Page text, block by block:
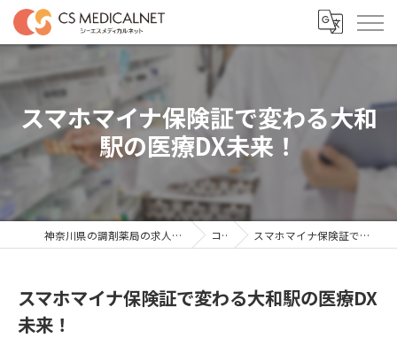
スマホマイナ保険証で変わる大和
駅の医療DX未来！
神奈川県の調剤薬局の求人ならシーエスメディカルネット コラム スマホマイナ保険証で変わる大和駅の医療DX未来！
スマホマイナ保険証で変わる大和駅の医療DX
未来！